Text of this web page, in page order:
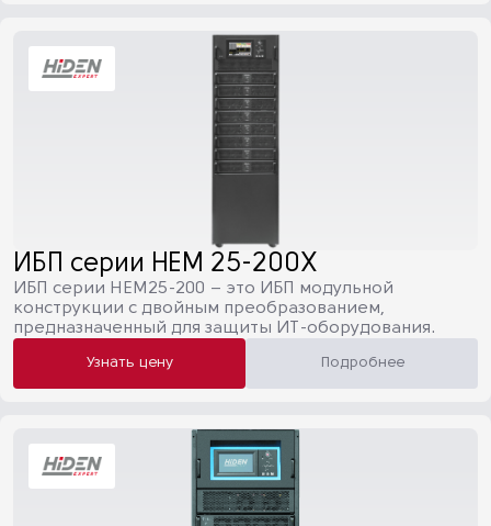
ИБП серии HEM 25-200X
ИБП серии HEM25-200 – это ИБП модульной
конструкции с двойным преобразованием,
предназначенный для защиты ИТ-оборудования.
Узнать цену Подробнее